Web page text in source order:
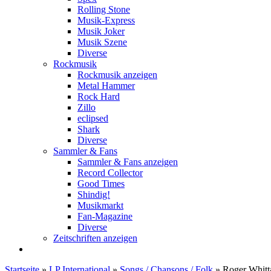
Rolling Stone
Musik-Express
Musik Joker
Musik Szene
Diverse
Rockmusik
Rockmusik anzeigen
Metal Hammer
Rock Hard
Zillo
eclipsed
Shark
Diverse
Sammler & Fans
Sammler & Fans anzeigen
Record Collector
Good Times
Shindig!
Musikmarkt
Fan-Magazine
Diverse
Zeitschriften anzeigen